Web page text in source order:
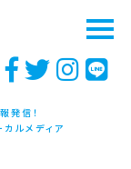
発信！
カルメディア